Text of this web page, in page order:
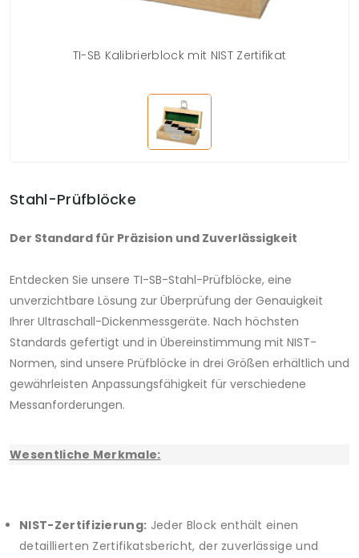
TI-SB Kalibrierblock mit NIST Zertifikat
Stahl-Prüfblöcke
Der Standard für Präzision und Zuverlässigkeit
Entdecken Sie unsere TI-SB-Stahl-Prüfblöcke, eine
unverzichtbare Lösung zur Überprüfung der Genauigkeit
Ihrer Ultraschall-Dickenmessgeräte. Nach höchsten
Standards gefertigt und in Übereinstimmung mit NIST-
Normen, sind unsere Prüfblöcke in drei Größen erhältlich und
gewährleisten Anpassungsfähigkeit für verschiedene
Messanforderungen.
Wesentliche Merkmale:
NIST-Zertifizierung: Jeder Block enthält einen
detaillierten Zertifikatsbericht, der zuverlässige und